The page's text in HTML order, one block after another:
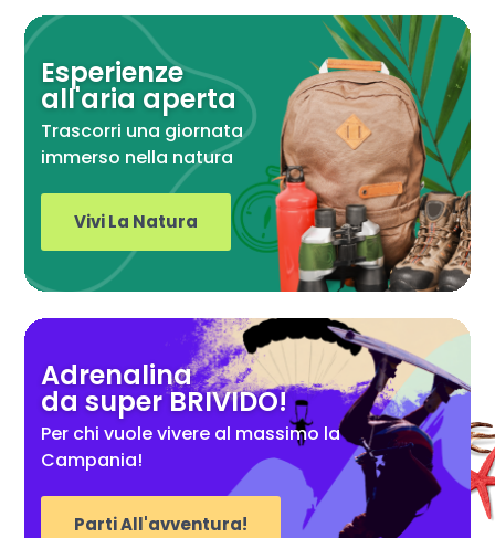
Esperienze
all'aria aperta
Trascorri una giornata
immerso nella natura
Vivi La Natura
Adrenalina
da super BRIVIDO!
Per chi vuole vivere al massimo la
Campania!
Parti All'avventura!